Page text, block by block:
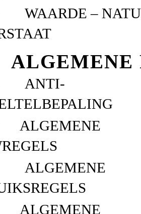
WAARDE –
ALGEMENE
ANTI-
ALGEMENE
ALGEMENE
ALGEMENE